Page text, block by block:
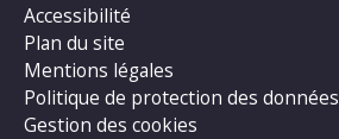
Accessibilité
Plan du site
Mentions légales
Politique de protection des données
Gestion des cookies